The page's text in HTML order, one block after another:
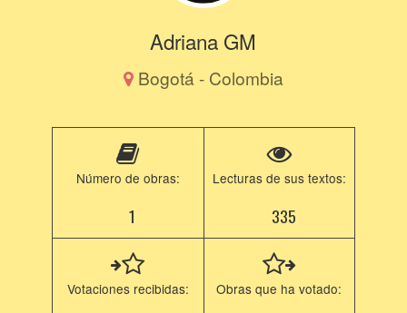
Adriana GM
Bogotá - Colombia
Número de obras:
1
Lecturas de sus textos:
335
Votaciones recibidas: Obras que ha votado: